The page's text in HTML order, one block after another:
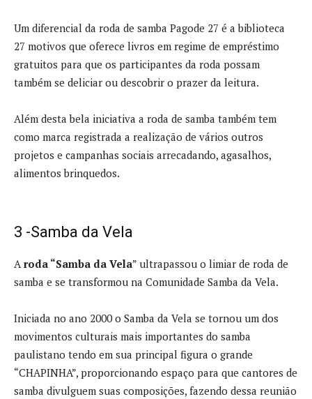
Um diferencial da roda de samba Pagode 27 é a biblioteca
27 motivos que oferece livros em regime de empréstimo
gratuitos para que os participantes da roda possam
também se deliciar ou descobrir o prazer da leitura.
Além desta bela iniciativa a roda de samba também tem
como marca registrada a realização de vários outros
projetos e campanhas sociais arrecadando, agasalhos,
alimentos brinquedos.
3 -Samba da Vela
Aroda “Samba da Vela” ultrapassou o limiar de roda de
samba e se transformou na Comunidade Samba da Vela.
Iniciada no ano 2000 o Samba da Vela se tornou um dos
movimentos culturais mais importantes do samba
paulistano tendo em sua principal figura o grande
“CHAPINHA”, proporcionando espaço para que cantores de
samba divulguem suas composições, fazendo dessa reunião